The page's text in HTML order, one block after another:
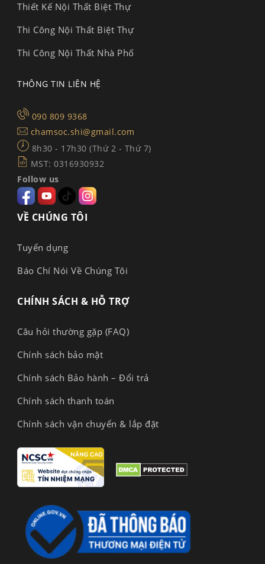
Thiết Kế Nội Thất Biệt Thự
Thi Công Nội Thất Biệt Thự
Thi Công Nội Thất Nhà Phố
THÔNG TIN LIÊN HỆ
090 809 9368
chamsoc.shi@gmail.com
8h30 - 17h30 (Thứ 2 - Thứ 7)
MST: 0316930932
Follow us
VỀ CHÚNG TÔI
Tuyển dụng
Báo Chí Nói Về Chúng Tôi
CHÍNH SÁCH & HỖ TRỢ
Câu hỏi thường gặp (FAQ)
Chính sách bảo mật
Chính sách Bảo hành – Đổi trả
Chính sách thanh toán
Chính sách vận chuyển & lắp đặt